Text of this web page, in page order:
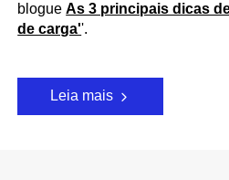
blogueAs 3 principais dicas
de carga''.
Leia mais